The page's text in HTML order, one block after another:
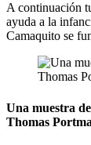
A continuación
ayuda a la
Camaquito se
Una muestra
Thomas